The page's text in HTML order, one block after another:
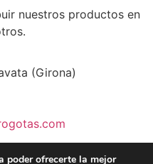
nuestros productos en
(Girona)
poder ofrecerte la mejor